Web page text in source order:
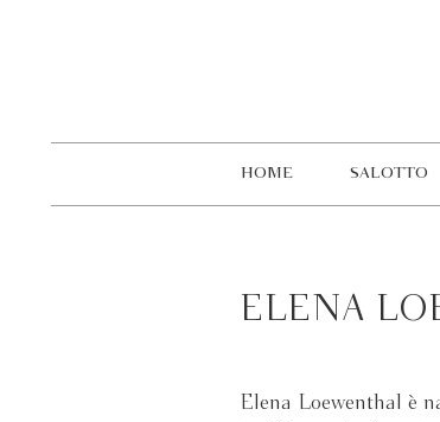
HOME SALOTTO
ELENA
Elena Loewenthal è